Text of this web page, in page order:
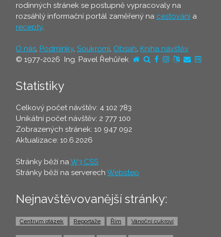
rodinných stránek se postupně vypracovaly na
rozsáhlý informační portál zaměřený na cestování a
recepty.
O nás, Podmínky, Soukromí, Obsah, Kniha návštěv
© 1977-2026 Ing. Pavel Řehůřek
Statistiky
Celkový počet návštěv: 4 102 783
Unikátní počet návštěv: 2 777 100
Zobrazených stránek: 10 947 092
Aktualizace: 10.6.2026
Stránky běží naW3.CSS
Stránky běží na serverech Webstep
Nejnavštěvovanější stránky:
Centrum otázek Reportáže Řím Vánoční cukroví